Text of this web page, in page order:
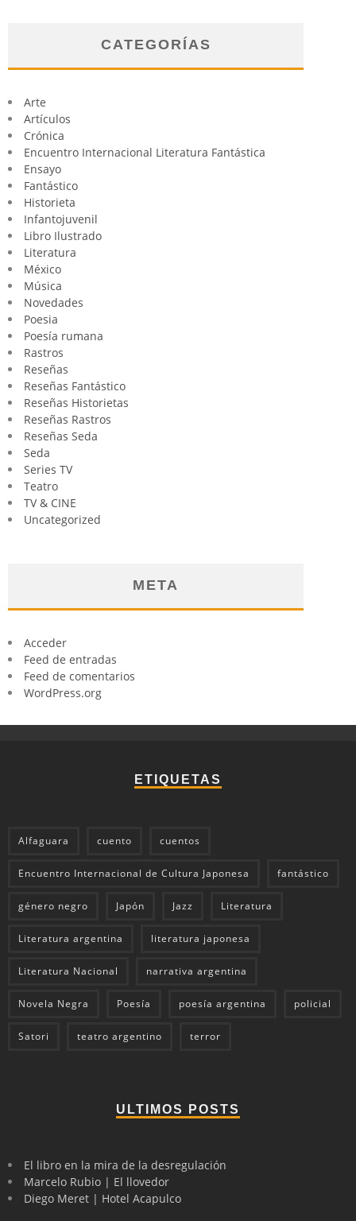
CATEGORÍAS
Arte
Artículos
Crónica
Encuentro Internacional Literatura Fantástica
Ensayo
Fantástico
Historieta
Infantojuvenil
Libro Ilustrado
Literatura
México
Música
Novedades
Poesia
Poesía rumana
Rastros
Reseñas
Reseñas Fantástico
Reseñas Historietas
Reseñas Rastros
Reseñas Seda
Seda
Series TV
Teatro
TV & CINE
Uncategorized
META
Acceder
Feed de entradas
Feed de comentarios
WordPress.org
ETIQUETAS
Alfaguara cuento cuentos
Encuentro Internacional de Cultura Japonesa fantástico
género negro Japón Jazz Literatura
Literatura argentina literatura japonesa
Literatura Nacional narrativa argentina
Novela Negra Poesía poesía argentina policial
Satori teatro argentino terror
ULTIMOS POSTS
El libro en la mira de la desregulación
Marcelo Rubio | El llovedor
Diego Meret | Hotel Acapulco